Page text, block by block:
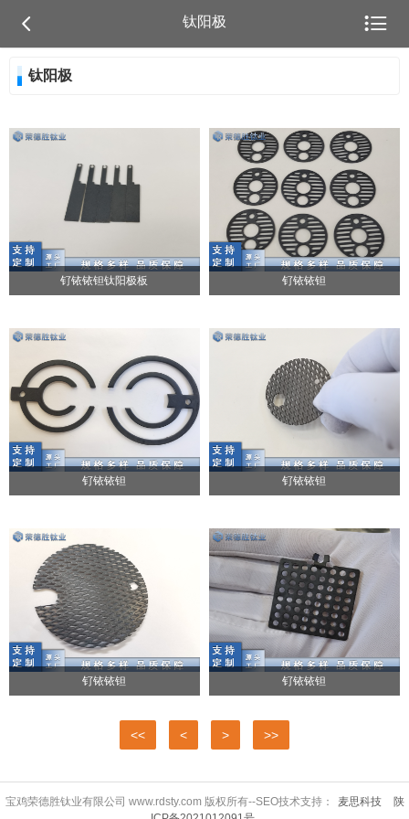
 钛阳极 
钛阳极
钌铱铱钽钛阳极板 钌铱铱钽
钌铱铱钽 钌铱铱钽
钌铱铱钽 钌铱铱钽
<< < > >>
宝鸡荣德胜钛业有限公司 www.rdsty.com 版权所有--SEO技术支持： 麦思科技
陕